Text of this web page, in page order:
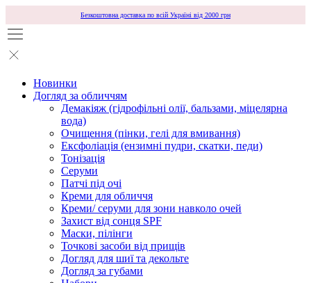
Безкоштовна доставка по всій Україні від 2000 грн
Новинки
Догляд за обличчям
Демакіяж (гідрофільні олії, бальзами, міцелярна
вода)
Очищення (пінки, гелі для вмивання)
Ексфоліація (ензимні пудри, скатки, педи)
Тонізація
Серуми
Патчі під очі
Креми для обличчя
Креми/ серуми для зони навколо очей
Захист від сонця SPF
Маски, пілінги
Точкові засоби від прищів
Догляд для шиї та декольте
Догляд за губами